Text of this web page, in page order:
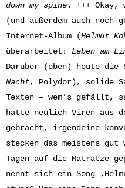
down my spine. +++ Okay,
(und außerdem auch
Internet-Album (Helmut
überarbeitet: Leben am
Darüber (oben) heute die
Nacht, Polydor), solide
Texten – wem’s gefällt,
hatte neulich Viren aus
gebracht, irgendeine
stecken das meistens
Tagen auf die Matratze
nennt sich ein Song